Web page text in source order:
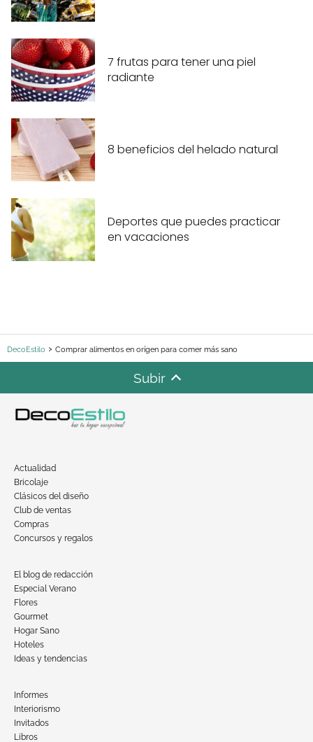
7 frutas para tener una piel
radiante
8 beneficios del helado natural
Deportes que puedes practicar
en vacaciones
DecoEstilo Comprar alimentos en orígen para comer más sano
Subir
Actualidad
Bricolaje
Clásicos del diseño
Club de ventas
Compras
Concursos y regalos
El blog de redacción
Especial Verano
Flores
Gourmet
Hogar Sano
Hoteles
Ideas y tendencias
Informes
Interiorismo
Invitados
Libros